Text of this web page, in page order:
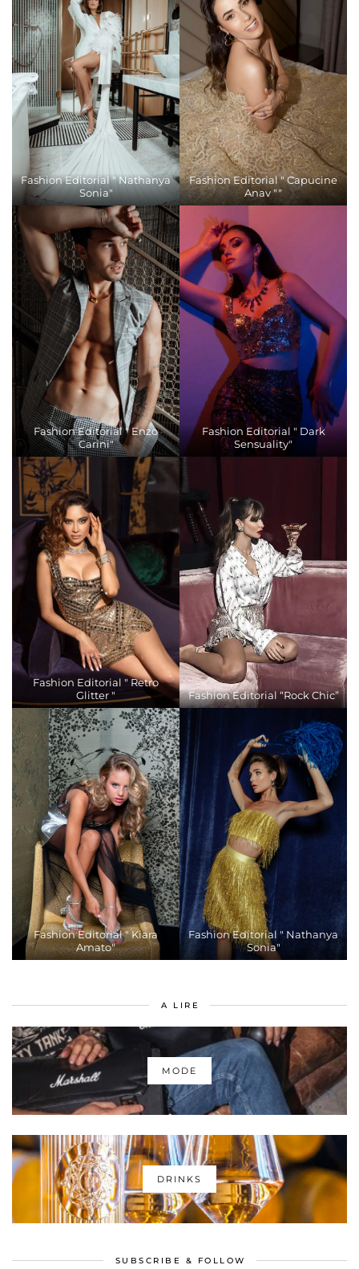
Fashion Editorial " Nathanya
Sonia"
Fashion Editorial " Capucine
Anav ""
Fashion Editorial " Enzo
Carini"
Fashion Editorial " Dark
Sensuality"
Fashion Editorial " Retro
Glitter "
Fashion Editorial “Rock Chic”
Fashion Editorial " Kiara
Amato"
Fashion Editorial " Nathanya
Sonia"
A LIRE
MODE
DRINKS
SUBSCRIBE & FOLLOW